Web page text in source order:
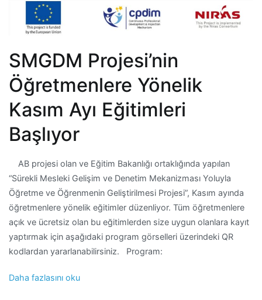
SMGDM Projesi’nin
Öğretmenlere Yönelik
Kasım Ayı Eğitimleri
Başlıyor
AB projesi olan ve Eğitim Bakanlığı ortaklığında yapılan
“Sürekli Mesleki Gelişim ve Denetim Mekanizması Yoluyla
Öğretme ve Öğrenmenin Geliştirilmesi Projesi”, Kasım ayında
öğretmenlere yönelik eğitimler düzenliyor. Tüm öğretmenlere
açık ve ücretsiz olan bu eğitimlerden size uygun olanlara kayıt
yaptırmak için aşağıdaki program görselleri üzerindeki QR
kodlardan yararlanabilirsiniz. Program:
Daha fazlasını oku